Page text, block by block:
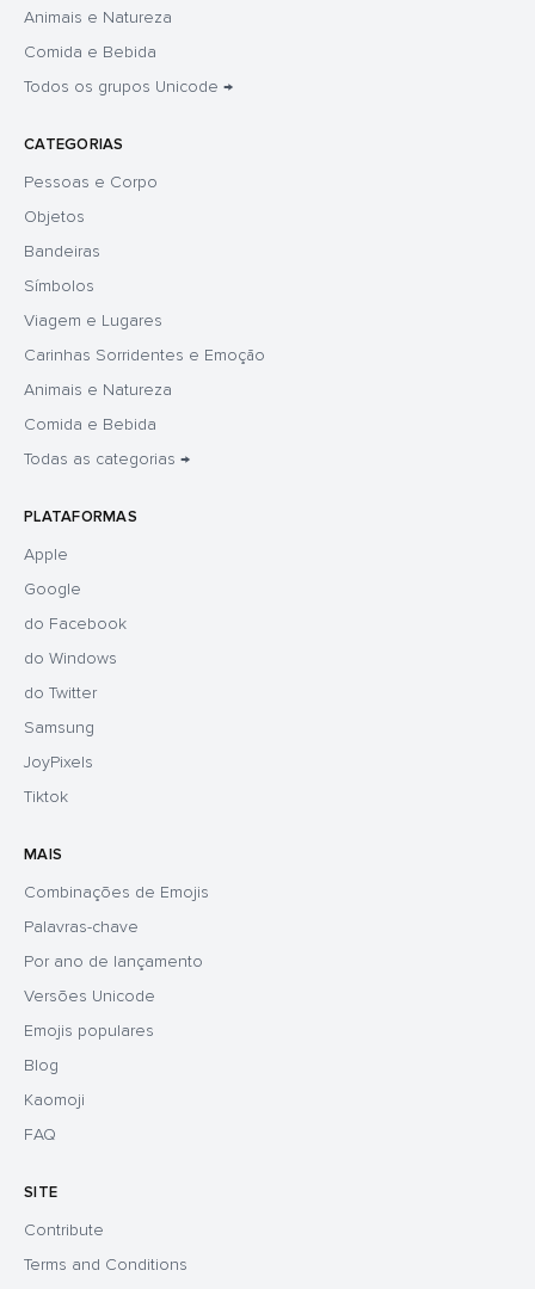
Animais e Natureza
Comida e Bebida
Todos os grupos Unicode →
CATEGORIAS
Pessoas e Corpo
Objetos
Bandeiras
Símbolos
Viagem e Lugares
Carinhas Sorridentes e Emoção
Animais e Natureza
Comida e Bebida
Todas as categorias →
PLATAFORMAS
Apple
Google
do Facebook
do Windows
do Twitter
Samsung
JoyPixels
Tiktok
MAIS
Combinações de Emojis
Palavras-chave
Por ano de lançamento
Versões Unicode
Emojis populares
Blog
Kaomoji
FAQ
SITE
Contribute
Terms and Conditions